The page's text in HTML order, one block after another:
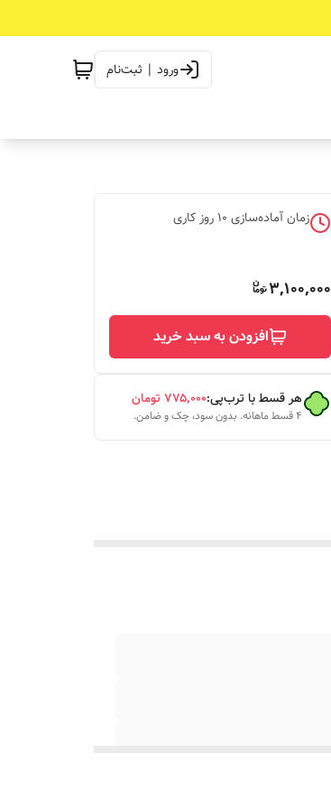
ورود | ثبت‌نام
زمان آماده‌سازی 10 روز کاری
3,100,000
افزودن به سبد خرید
هر قسط با ترب‌پی:۷۷۵٬۰۰۰ تومان
۴ قسط ماهانه. بدون سود، چک و ضامن.